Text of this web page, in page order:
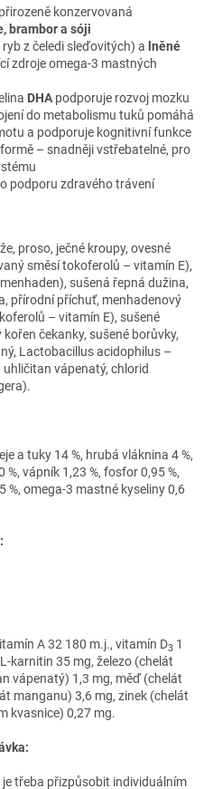
konzervovaná
brambor a sóji
ryb z čeledi sleďovitých) a lněné
zdroje omega-3 mastných
DHA podporuje rozvoj mozku
do metabolismu tuků pomáhá
a podporuje kognitivní funkce
– snadněji vstřebatelné, pro
podporu zdravého trávení
proso, ječné kroupy, ovesné
směsí tokoferolů – vitamín E),
sušená řepná dužina,
přírodní příchuť, menhadenový
– vitamín E), sušené
čekanky, sušené borůvky,
Lactobacillus acidophilus –
vápenatý, chlorid
a tuky 14 %, hrubá vláknina 4 %,
%, vápník 1,23 %, fosfor 0,95 %,
%, omega-3 mastné kyseliny 0,6
A 32 180 m.j., vitamín D3 1
karnitin 35 mg, železo (chelát
vápenatý) 1,3 mg, měď (chelát
manganu) 3,6 mg, zinek (chelát
kvasnice) 0,27 mg.
třeba přizpůsobit individuálním